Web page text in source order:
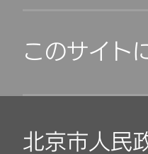
このサイト
北京市人民